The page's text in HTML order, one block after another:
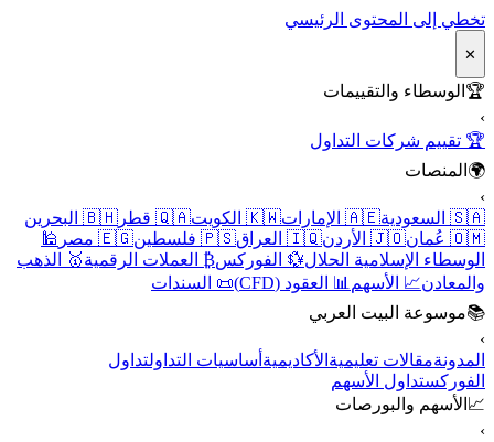
تخطي إلى المحتوى الرئيسي
✕
🏆الوسطاء والتقييمات
🏆 تقييم شركات التداول
🌍المنصات
🇸🇦 السعودية
🇦🇪 الإمارات 🇰🇼 الكويت 🇶🇦 قطر
🇧🇭 البحرين
🇴🇲 عُمان
🇯🇴 الأردن 🇮🇶 العراق 🇵🇸 فلسطين 🇪🇬 مصر
🕌
الوسطاء الإسلامية الحلال 💱 الفوركس ₿ العملات الرقمية🥇 الذهب
والمعادن📈 الأسهم📊 العقود (CFD)
📜 السندات
📚موسوعة البيت العربي
المدونةمقالات تعليميةالأكاديميةأساسيات التداولتداول
الفوركستداول الأسهم
📈الأسهم والبورصات